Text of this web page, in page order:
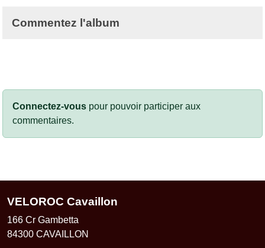
Commentez l'album
Connectez-vous pour pouvoir participer aux
commentaires.
VELOROC Cavaillon
166 Cr Gambetta
84300 CAVAILLON